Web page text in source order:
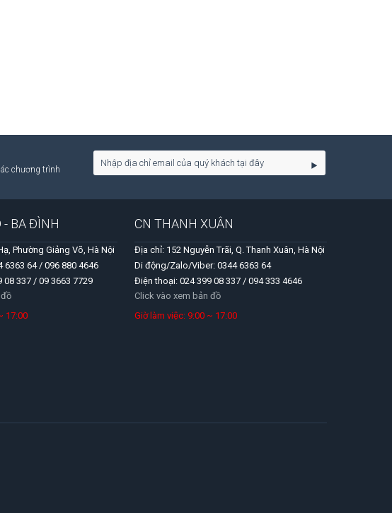
chương trình
- BA ĐÌNH
Phường Giảng Võ, Hà Nội
6363 64 / 096 880 4646
08 337 / 09 3663 7729
17:00
CN THANH XUÂN
Địa chỉ: 152 Nguyễn Trãi, Q. Thanh Xuân, Hà Nội
Di động/Zalo/Viber: 0344 6363 64
Điện thoại: 024 399 08 337 / 094 333 4646
Click vào xem bản đồ
Giờ làm việc: 9:00 ~ 17:00